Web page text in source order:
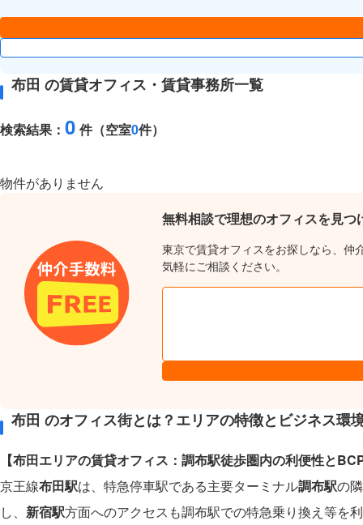
布田 の賃貸オフィス・賃貸事務所一覧
検索結果： 0 件（空室0件）
物件がありません
無料相談で理想のオフィスを見つ
東京で賃貸オフィスをお探しなら、仲
気軽にご相談ください。
布田 のオフィス街とは？エリアの特徴とビジネス環
【布田エリアの賃貸オフィス：調布駅徒歩圏内の利便性と
京王線布田駅は、特急停車駅である主要ターミナル調布駅の
し、 新宿駅方面へのアクセスも調布駅での特急乗り換え等を